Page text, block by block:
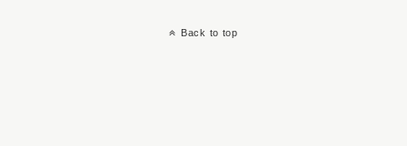
Back to top